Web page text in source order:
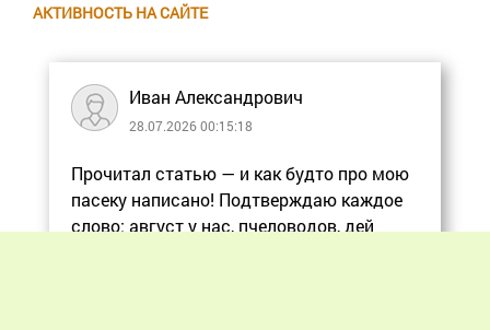
АКТИВНОСТЬ НА САЙТЕ
Иван Александрович
28.07.2026 00:15:18
Прочитал статью — и как будто про мою
пасеку написано! Подтверждаю каждое
слово: август у нас, пчеловодов, дей